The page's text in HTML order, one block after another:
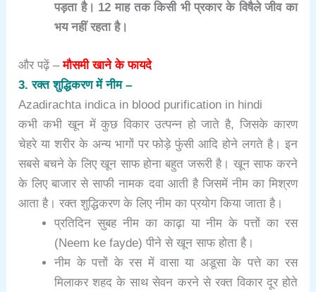
पड़ता है। 12 माह तक किसी भी प्रकार के विषैले जीव का
भय नहीं रहता है।
और पढ़ें –मौसमी खाने के फायदे
3. रक्त शुद्धिकरण में नीम –
Azadirachta indica in blood purification in hindi
कभी कभी खून में कुछ विकार उत्पन्न हो जाते है, जिसके कारण
चेहरे या शरीर के अन्य भागों पर फोड़े फुंसी आदि होने लगते है। इन
सबसे बचने के लिए खून साफ होना बहुत जरूरी है। खून साफ करने
के लिए बाजार से साफी नामक दवा आती है जिसमें नीम का मिश्रण
आता है। रक्त शुद्धिकरण के लिए नीम का प्रयोग किया जाता है।
प्रतिदिन सुबह नीम का काढ़ा या नीम के पत्तों का रस
(Neem ke fayde) पीने से खून साफ होता है।
नीम के पत्तों के रस में वासा या अडूसा के पत्ते का रस
मिलाकर शहद के साथ सेवन करने से रक्त विकार दूर होते